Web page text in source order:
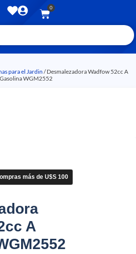
0
para el Jardin/ Desmalezadora Wadfow 52cc A
Gasolina WGM2552
más de U$S 100
A